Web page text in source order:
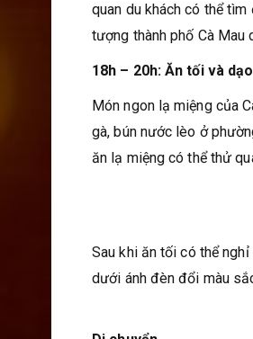
quan du khách có thể
tượng thành phố Cà Mau
18h – 20h: Ăn tối và
Món ngon lạ miệng của
gà, bún nước lèo ở
ăn lạ miệng có thể thử
Sau khi ăn tối có thể
dưới ánh đèn đổi màu